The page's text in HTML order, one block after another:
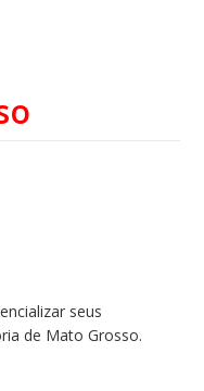
seus
de Mato Grosso.